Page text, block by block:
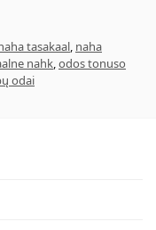
tasakaal, naha
nahk,odos tonuso
odai